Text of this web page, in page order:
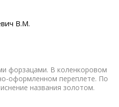
В.М.
форзацами. В коленкоровом
оформленном переплете. По
названия золотом.